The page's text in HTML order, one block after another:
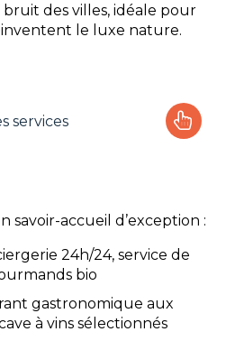
des villes, idéale pour
le luxe nature.
services
Aquatique
activités
pratiques
savoir-accueil d’exception :
24h/24, service de
bio
gastronomique aux
à vins sélectionnés